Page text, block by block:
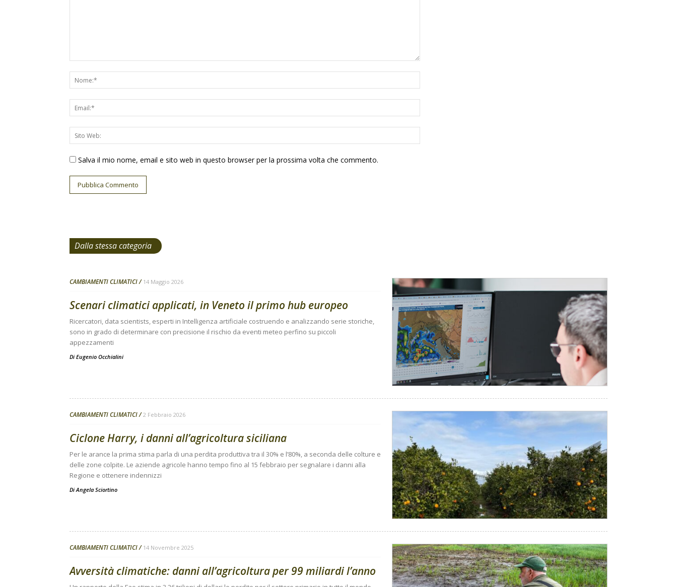
Salva il mio nome, email e sito web in questo browser per la prossima volta che commento.
Dalla stessa categoria
CAMBIAMENTI CLIMATICI 14 Maggio 2026
Scenari climatici applicati, in Veneto il primo hub europeo
Ricercatori, data scientists, esperti in Intelligenza artificiale costruendo e analizzando serie storiche,
sono in grado di determinare con precisione il rischio da eventi meteo perfino su piccoli
appezzamenti
Di Eugenio Occhialini
CAMBIAMENTI CLIMATICI 2 Febbraio 2026
Ciclone Harry, i danni all’agricoltura siciliana
Per le arance la prima stima parla di una perdita produttiva tra il 30% e l’80%, a seconda delle colture e
delle zone colpite. Le aziende agricole hanno tempo fino al 15 febbraio per segnalare i danni alla
Regione e ottenere indennizzi
DiAngela Sciortino
CAMBIAMENTI CLIMATICI 14 Novembre 2025
Avversità climatiche: danni all’agricoltura per 99 miliardi l’anno